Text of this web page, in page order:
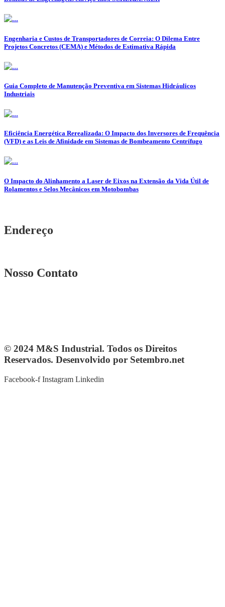
Engenharia e Custos de Transportadores de Correia: O Dilema Entre
Projetos Concretos (CEMA) e Métodos de Estimativa Rápida
Guia Completo de Manutenção Preventiva em Sistemas Hidráulicos
Industriais
Eficiência Energética Rerealizada: O Impacto dos Inversores de Frequência
(VFD) e as Leis de Afinidade em Sistemas de Bombeamento Centrífugo
O Impacto do Alinhamento a Laser de Eixos na Extensão da Vida Útil de
Rolamentos e Selos Mecânicos em Motobombas
Endereço
Nosso Contato
© 2024 M&S Industrial. Todos os Direitos
Reservados. Desenvolvido por Setembro.net
Facebook-f Instagram Linkedin